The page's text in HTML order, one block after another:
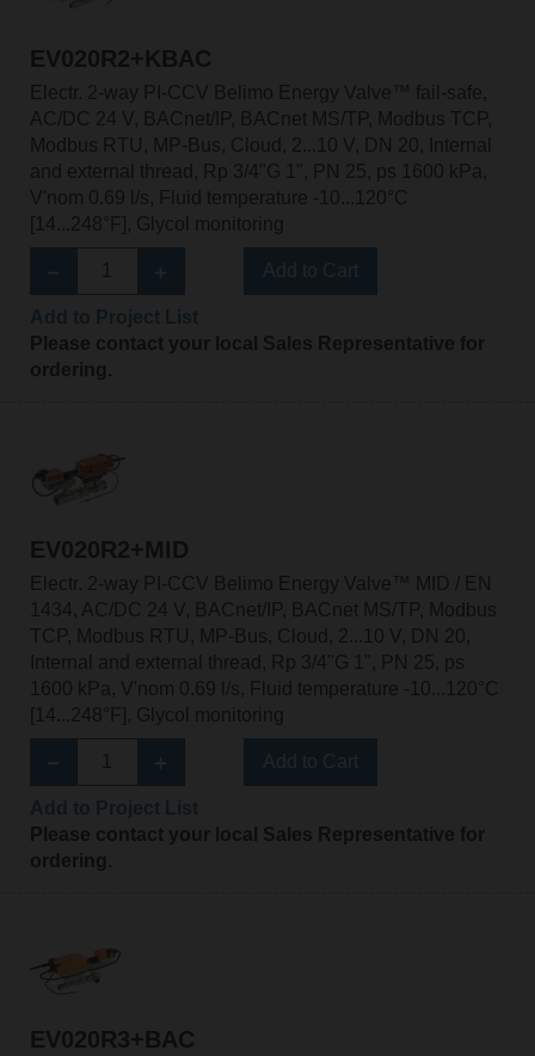
EV020R2+KBAC
Electr. 2-way PI-CCV Belimo Energy Valve™ fail-safe,
AC/DC 24 V, BACnet/IP, BACnet MS/TP, Modbus TCP,
Modbus RTU, MP-Bus, Cloud, 2...10 V, DN 20, Internal
and external thread, Rp 3/4"G 1", PN 25, ps 1600 kPa,
V'nom 0.69 l/s, Fluid temperature -10...120°C
[14...248°F], Glycol monitoring
Please contact your local Sales Representative for
ordering.
EV020R2+MID
Electr. 2-way PI-CCV Belimo Energy Valve™ MID / EN
1434, AC/DC 24 V, BACnet/IP, BACnet MS/TP, Modbus
TCP, Modbus RTU, MP-Bus, Cloud, 2...10 V, DN 20,
Internal and external thread, Rp 3/4"G 1", PN 25, ps
1600 kPa, V'nom 0.69 l/s, Fluid temperature -10...120°C
[14...248°F], Glycol monitoring
Please contact your local Sales Representative for
ordering.
EV020R3+BAC